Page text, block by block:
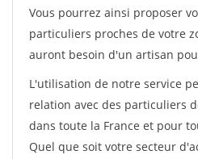
Vous pourrez ainsi proposer
particuliers proches de votre
auront besoin d'un artisan
L'utilisation de notre service
relation avec des particuliers
dans toute la France et pour
Quel que soit votre secteur